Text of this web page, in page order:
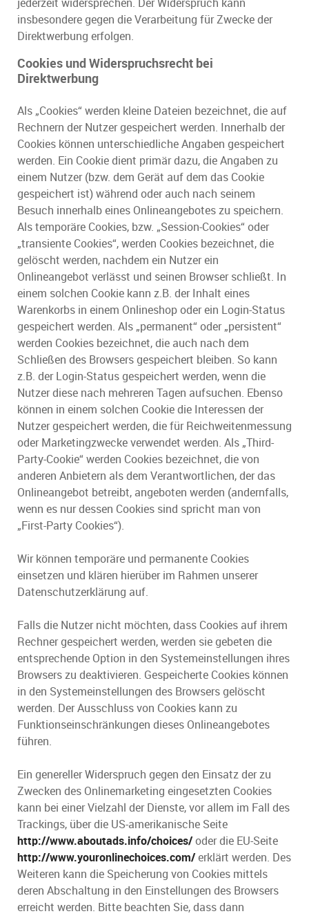
jederzeit widersprechen. Der Widerspruch kann
insbesondere gegen die Verarbeitung für Zwecke der
Direktwerbung erfolgen.
Cookies und Widerspruchsrecht bei
Direktwerbung
Als „Cookies“ werden kleine Dateien bezeichnet, die auf
Rechnern der Nutzer gespeichert werden. Innerhalb der
Cookies können unterschiedliche Angaben gespeichert
werden. Ein Cookie dient primär dazu, die Angaben zu
einem Nutzer (bzw. dem Gerät auf dem das Cookie
gespeichert ist) während oder auch nach seinem
Besuch innerhalb eines Onlineangebotes zu speichern.
Als temporäre Cookies, bzw. „Session-Cookies“ oder
„transiente Cookies“, werden Cookies bezeichnet, die
gelöscht werden, nachdem ein Nutzer ein
Onlineangebot verlässt und seinen Browser schließt. In
einem solchen Cookie kann z.B. der Inhalt eines
Warenkorbs in einem Onlineshop oder ein Login-Status
gespeichert werden. Als „permanent“ oder „persistent“
werden Cookies bezeichnet, die auch nach dem
Schließen des Browsers gespeichert bleiben. So kann
z.B. der Login-Status gespeichert werden, wenn die
Nutzer diese nach mehreren Tagen aufsuchen. Ebenso
können in einem solchen Cookie die Interessen der
Nutzer gespeichert werden, die für Reichweitenmessung
oder Marketingzwecke verwendet werden. Als „Third-
Party-Cookie“ werden Cookies bezeichnet, die von
anderen Anbietern als dem Verantwortlichen, der das
Onlineangebot betreibt, angeboten werden (andernfalls,
wenn es nur dessen Cookies sind spricht man von
„First-Party Cookies“).
Wir können temporäre und permanente Cookies
einsetzen und klären hierüber im Rahmen unserer
Datenschutzerklärung auf.
Falls die Nutzer nicht möchten, dass Cookies auf ihrem
Rechner gespeichert werden, werden sie gebeten die
entsprechende Option in den Systemeinstellungen ihres
Browsers zu deaktivieren. Gespeicherte Cookies können
in den Systemeinstellungen des Browsers gelöscht
werden. Der Ausschluss von Cookies kann zu
Funktionseinschränkungen dieses Onlineangebotes
führen.
Ein genereller Widerspruch gegen den Einsatz der zu
Zwecken des Onlinemarketing eingesetzten Cookies
kann bei einer Vielzahl der Dienste, vor allem im Fall des
Trackings, über die US-amerikanische Seite
http://www.aboutads.info/choices/oder die EU-Seite
http://www.youronlinechoices.com/erklärt werden. Des
Weiteren kann die Speicherung von Cookies mittels
deren Abschaltung in den Einstellungen des Browsers
erreicht werden. Bitte beachten Sie, dass dann